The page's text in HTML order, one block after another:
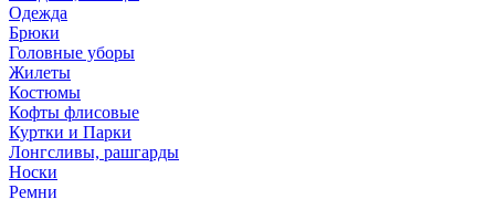
Одежда
Брюки
Головные уборы
Жилеты
Костюмы
Кофты флисовые
Куртки и Парки
Лонгсливы, рашгарды
Носки
Ремни